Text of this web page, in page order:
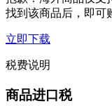
找到该商品后，即可
立即下载
税费说明
商品进口税